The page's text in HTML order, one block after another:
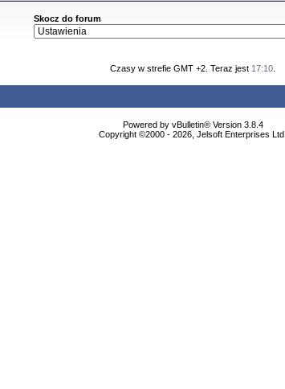
Skocz do forum
Czasy w strefie GMT +2. Teraz jest 17:10
Powered by vBulletin® Version 3.8.4
Copyright ©2000 - 2026, Jelsoft Enterprises Ltd.